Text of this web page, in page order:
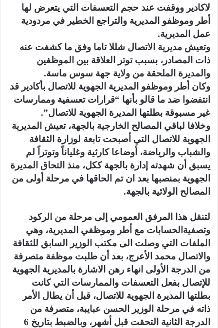
لاكادير ووقفت عند حجم التعسفات التي يتعرض لها
أطر وموظفو المديرية والتراجع الخطير في مردودية
عمل المديرية.
وتعيش مديرية الاتصال شللا تاما وفق ما كشفت عنه
ذات المصادر، بسبب توتر العلاقة بين الموظفين
والمديرة الملحقة من ولاية جهة سوس ماسة.
وكان أطر وموظفو المديرية الجهوية للاتصال بأكادير قد
انتفضوا ضد ما قالو بأنها “قرارات تعسفية وممارسات
غير مسبوقة بطلتها المديرة الجهوية للاتصال”.
وخلافا لباقي المصالح الخارجية بالجهة، تعيش المديرية
الجهوية للاتصال التي أصبحت تابعة لوزارة الثقافة
والشباب والرياضة، أوضاعا كارثية وغلياناً وتوتراً لم
يسبق أن شهدته إدارة بالجهة ككل، منذ التحاق المديرة
الجهوية بمنصبها بعد ان تم الحاقها في مرحلة أولى من
المصالح الولائية بالجهة.
لتنقل هذا المرفق العمومي إلى مرحلة من الركود
وتصفيةالحسابات مع أطر وموظفي المديرية، وهي
الملفات التي وصلت الى مكتب الوزير السابق للثقافة
والاتصال محمد الأعرج، بعد أن طلبت موظفة متصرفة
من الدرجة الأولى انهاء رهن الاشارة بالمديرية الجهوية
للإتصال بفعل التعسفات والممارسات التي كانت
بطلتها المديرة الجهوية للاتصال، قبل أن يطال الأمر
ذاته في مرحلة الوزير الحسن عبايبة، متصرفة من
الدرجة الثانية التحقت قبل أشهر، وبالضبط بتاريخ 6